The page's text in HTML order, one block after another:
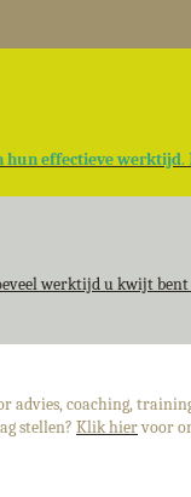
hun effectieve werktijd.
werktijd u kwijt bent
coaching, training
stellen? Klik hiervoor